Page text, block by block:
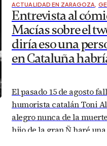
ACTUALIDAD EN ZARAGOZA,
Entrevista al
Macías sobre el
diría eso una
en Cataluña
El pasado 15 de agosto
humorista catalán Toni
alegro nunca de la
hijo de la gran Ñ haré